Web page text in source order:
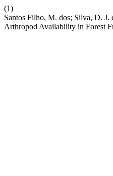
(1)
Santos Filho, M. dos; Silva, D. J.
Arthropod Availability in Forest